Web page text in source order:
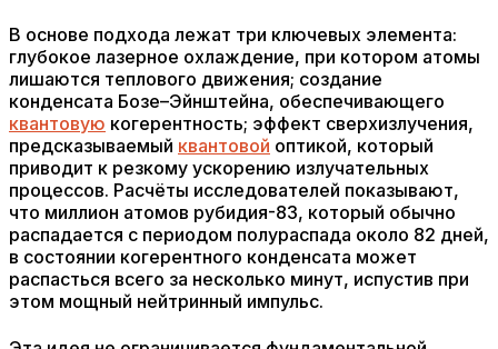
В основе подхода лежат три ключевых элемента:
глубокое лазерное охлаждение, при котором атомы
лишаются теплового движения; создание
конденсата Бозе–Эйнштейна, обеспечивающего
квантовую когерентность; эффект сверхизлучения,
предсказываемый квантовой оптикой, который
приводит к резкому ускорению излучательных
процессов. Расчёты исследователей показывают,
что миллион атомов рубидия-83, который обычно
распадается с периодом полураспада около 82 дней,
в состоянии когерентного конденсата может
распасться всего за несколько минут, испустив при
этом мощный нейтринный импульс.